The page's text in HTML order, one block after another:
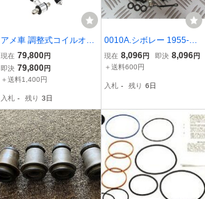
アメ車 調整式コイルオー
バーキット 車高調 シボレ
ー ビュイック インパラ
キャデ モンテ エルカミ
コルベット
現在 79,800円
即決 79,800円
＋送料1,400円
入札 - 残り 3日
0010A.シボレー 1955-19
82 FrontUpper コルベッ
ト インパラ 150 210 ボー
LCO
現在 8,096円 即決 8,096円
＋送料600円
入札 - 残り 6日